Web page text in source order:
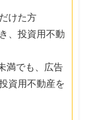
けた方
、投資用不動
満でも、広告
資用不動産を